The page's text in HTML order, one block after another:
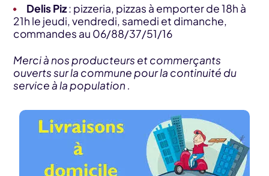
Delis Piz: pizzeria, pizzas à emporter de 18h à
21h le jeudi, vendredi, samedi et dimanche,
commandes au 06/88/37/51/16
Merci à nos producteurs et commerçants
ouverts sur la commune pour la continuité du
service à la population .